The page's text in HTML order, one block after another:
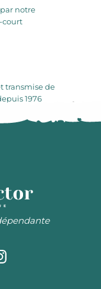
notre
court
transmise de
1976